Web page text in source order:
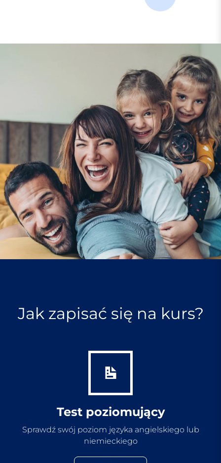
Jak zapisać się na kurs?
Test poziomujący
Sprawdź swój poziom języka angielskiego lub
niemieckiego